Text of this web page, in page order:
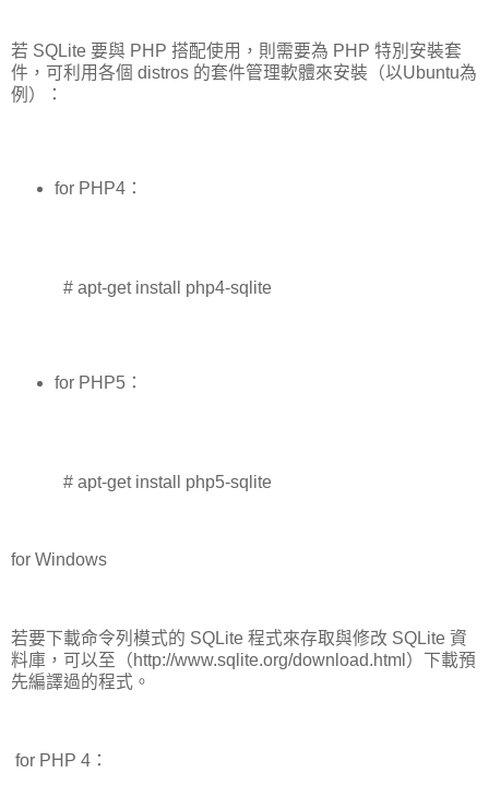
若 SQLite 要與 PHP 搭配使用，則需要為 PHP 特別安裝套
件，可利用各個 distros 的套件管理軟體來安裝（以Ubuntu為
例）：
for PHP4：
# apt-get install php4-sqlite
for PHP5：
# apt-get install php5-sqlite
for Windows
若要下載命令列模式的 SQLite 程式來存取與修改 SQLite 資
料庫，可以至（http://www.sqlite.org/download.html）下載預
先編譯過的程式。
for PHP 4：